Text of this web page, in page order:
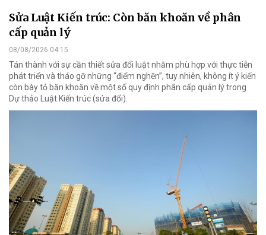
Sửa Luật Kiến trúc: Còn băn khoăn về phân
cấp quản lý
08/08/2026 04:15
Tán thành với sự cần thiết sửa đổi luật nhằm phù hợp với thực tiễn
phát triển và tháo gỡ những “điểm nghẽn”, tuy nhiên, không ít ý kiến
còn bày tỏ băn khoăn về một số quy định phân cấp quản lý trong
Dự thảo Luật Kiến trúc (sửa đổi).